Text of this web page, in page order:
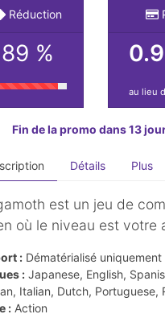
Réduction
89 %
au lieu
Fin de la promo dans 13
Détails Plus
est un jeu de
où le niveau est votre
: Dématérialisé uniquement
: Japanese, English,
Italian, Dutch, Portuguese,
: Action